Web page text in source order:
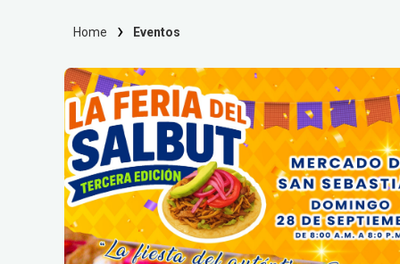
Home Eventos